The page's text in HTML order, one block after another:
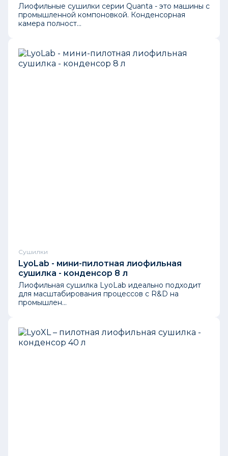
Лиофильные сушилки серии Quanta - это машины с
промышленной компоновкой. Конденсорная
камера полност...
Cушилки
LyoLab - мини-пилотная лиофильная
сушилка - конденсор 8 л
Лиофильная сушилка LyoLab идеально подходит
для масштабирования процессов с R&D на
промышлен...